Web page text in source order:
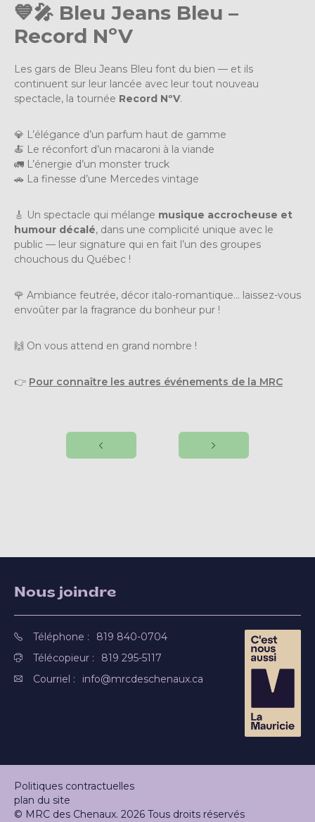
💙🎤 Bleu Jeans Bleu –
Record NºV
Les gars de Bleu Jeans Bleu font du bien — et ils
continuent sur leur lancée avec leur tout nouveau
spectacle, la tournée Record NºV.
💎 L’élégance d’un parfum haut de gamme
🍝 Le réconfort d’un macaroni à la viande
🚛 L’énergie d’un monster truck
🚗 La finesse d’une Mercedes vintage
🎸 Un spectacle qui mélange musique accrocheuse et
humour décalé, dans une complicité unique avec le
public — leur signature qui en fait l’un des groupes
chouchous du Québec !
🌹 Ambiance feutrée, décor italo-romantique… laissez-vous
envoûter par la fragrance du bonheur pur !
🙌 On vous attend en grand nombre !
👉 Pour connaître les autres événements de la MRC
Nous joindre
Téléphone :
819 840-0704
Télécopieur :
819 295-5117
Courriel :
info@mrcdeschenaux.ca
Politiques contractuelles
plan du site
© MRC des Chenaux. 2026 Tous droits réservés